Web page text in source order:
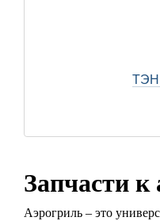
Запчасти к
Аэрогриль – это
ТЭН